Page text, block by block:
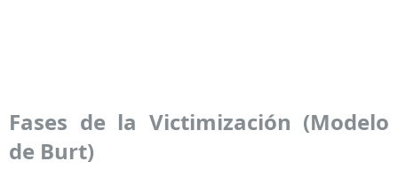
Fases de la Victimización (Modelo
de Burt)